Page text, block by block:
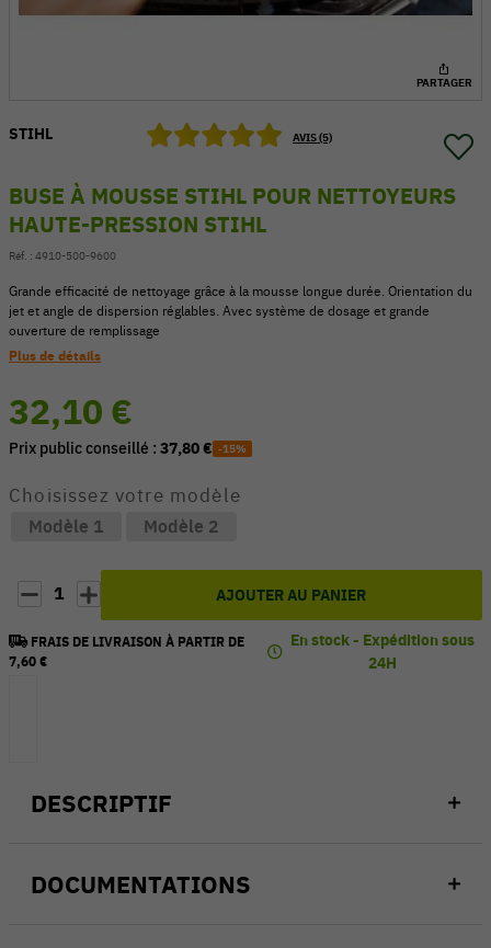
V
PARTAGER
DESCRIPTIF
DOCUMENTATIONS
STIHL AVIS (5)
BUSE À MOUSSE STIHL POUR NETTOYEURS
HAUTE-PRESSION STIHL
Réf. : 4910-500-9600
Grande efficacité de nettoyage grâce à la mousse longue durée. Orientation du
jet et angle de dispersion réglables. Avec système de dosage et grande
ouverture de remplissage
Plus de détails
32,10 €
Prix public conseillé : 37,80 € -15%
Choisissez votre modèle
Modèle 1 Modèle 2
1 AJOUTER AU PANIER
FRAIS DE LIVRAISON À PARTIR DE
7,60 €
En stock - Expédition sous
24H